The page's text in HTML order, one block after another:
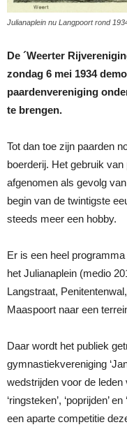
Julianaplein nu Langpoort rond
De ´Weerter
zondag 6 mei 1934
paardenvereniging
te brengen.
Tot dan toe zijn paarden
boerderij. Het gebruik
afgenomen als gevolg
begin van de twintigste
steeds meer een hobby.
Er is een heel
het Julianaplein (medio
Langstraat,
Maaspoort naar een
Daar wordt het publiek
gymnastiekvereniging
wedstrijden voor de
‘ringsteken’, ‘poprijden’
een aparte competitie